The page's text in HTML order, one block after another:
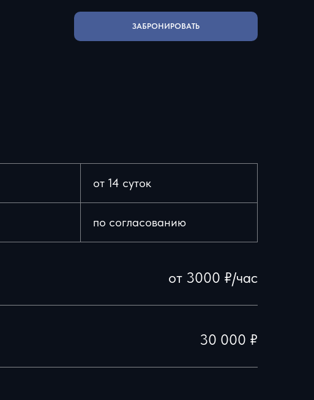
ЗАБРОНИРОВАТЬ
от 14 суток
по согласованию
от 3000 ₽/час
30 000 ₽